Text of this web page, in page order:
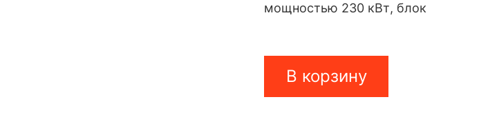
мощностью 230 кВт, блок
В корзину